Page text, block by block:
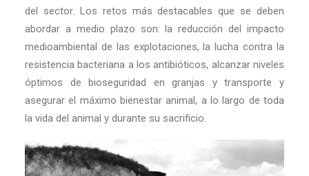
del sector. Los retos más destacables que se deben
abordar a medio plazo son: la reducción del impacto
medioambiental de las explotaciones, la lucha contra la
resistencia bacteriana a los antibióticos, alcanzar niveles
óptimos de bioseguridad en granjas y transporte y
asegurar el máximo bienestar animal, a lo largo de toda
la vida del animal y durante su sacrificio.